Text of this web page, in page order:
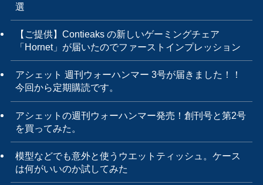
選
【ご提供】Contieaks の新しいゲーミングチェア
「Hornet」が届いたのでファーストインプレッション
アシェット 週刊ウォーハンマー 3号が届きました！！
今回から定期購読です。
アシェットの週刊ウォーハンマー発売！創刊号と第2号
を買ってみた。
模型などでも意外と使うウエットティッシュ。ケース
は何がいいのか試してみた